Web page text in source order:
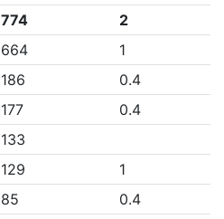
774
2
664
1
186
0.4
177
0.4
133
129
1
85
0.4